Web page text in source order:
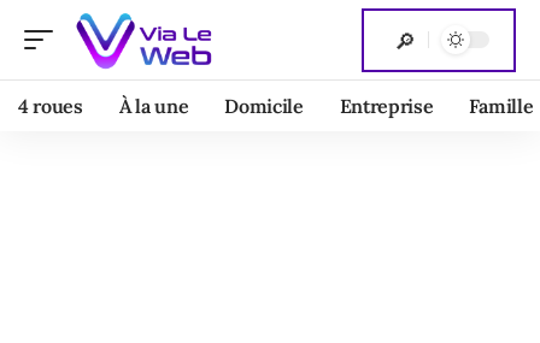
4 roues À la une Domicile Entreprise Famille